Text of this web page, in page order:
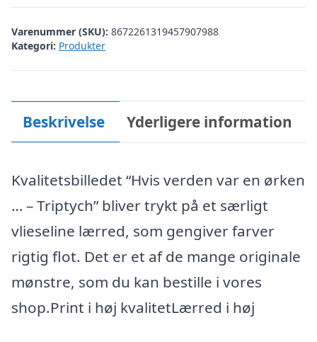
Varenummer (SKU): 8672261319457907988
Kategori: Produkter
Beskrivelse Yderligere information
Kvalitetsbilledet “Hvis verden var en ørken
… – Triptych” bliver trykt på et særligt
vlieseline lærred, som gengiver farver
rigtig flot. Det er et af de mange originale
mønstre, som du kan bestille i vores
shop.Print i høj kvalitetLærred i høj